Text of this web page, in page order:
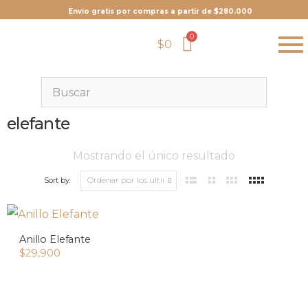
Envio gratis por compras a partir de $280.000
$0
elefante
Mostrando el único resultado
Sort by:
Anillo Elefante
$29,900